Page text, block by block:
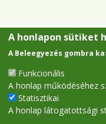
A honlapon sütiket
A Beleegyezés gombra
Funkcionális
A honlap működéséhez
Statisztikai
A honlap látogatottsági